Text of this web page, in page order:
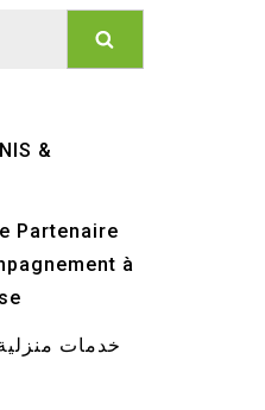
Rechercher :
&
Partenaire
à
خدمات